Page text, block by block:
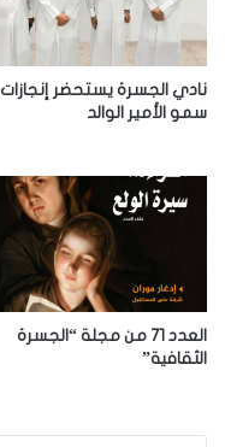
ك
ت
ر
و
نادي الجسرة يستحضر إنجازات
سمو الأمير الوالد
العدد 71 من مجلة “الجسرة
الثقافية”